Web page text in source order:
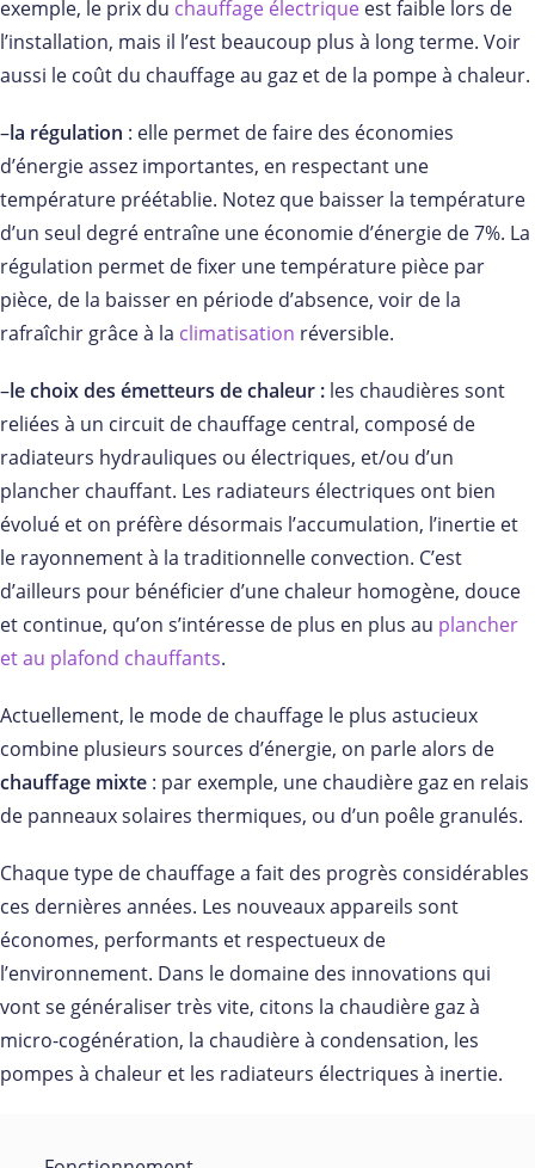
exemple, le prix du chauffage électrique est faible lors de
l’installation, mais il l’est beaucoup plus à long terme. Voir
aussi le coût du chauffage au gaz et de la pompe à chaleur.
–la régulation : elle permet de faire des économies
d’énergie assez importantes, en respectant une
température préétablie. Notez que baisser la température
d’un seul degré entraîne une économie d’énergie de 7%. La
régulation permet de fixer une température pièce par
pièce, de la baisser en période d’absence, voir de la
rafraîchir grâce à la climatisation réversible.
–le choix des émetteurs de chaleur : les chaudières sont
reliées à un circuit de chauffage central, composé de
radiateurs hydrauliques ou électriques, et/ou d’un
plancher chauffant. Les radiateurs électriques ont bien
évolué et on préfère désormais l’accumulation, l’inertie et
le rayonnement à la traditionnelle convection. C’est
d’ailleurs pour bénéficier d’une chaleur homogène, douce
et continue, qu’on s’intéresse de plus en plus au plancher
et au plafond chauffants.
Actuellement, le mode de chauffage le plus astucieux
combine plusieurs sources d’énergie, on parle alors de
chauffage mixte : par exemple, une chaudière gaz en relais
de panneaux solaires thermiques, ou d’un poêle granulés.
Chaque type de chauffage a fait des progrès considérables
ces dernières années. Les nouveaux appareils sont
économes, performants et respectueux de
l’environnement. Dans le domaine des innovations qui
vont se généraliser très vite, citons la chaudière gaz à
micro-cogénération, la chaudière à condensation, les
pompes à chaleur et les radiateurs électriques à inertie.